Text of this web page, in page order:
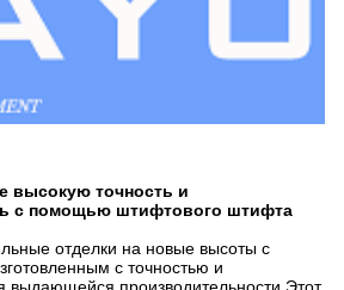
высокую точность и
с помощью штифтового штифта
отделки на новые высоты с
с точностью и